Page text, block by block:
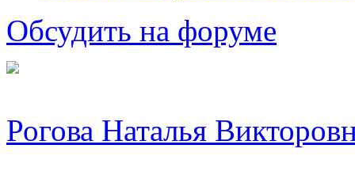
Обсудить на форуме
Рогова Наталья